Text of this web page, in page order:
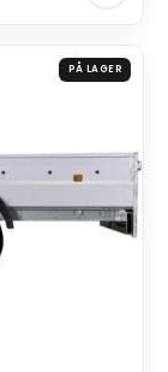
PÅ LAGER